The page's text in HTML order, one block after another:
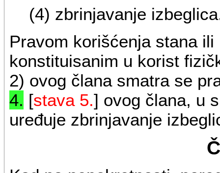
(4) zbrinjavanje
Pravom korišćenja stana
konstituisanim u korist
2) ovog člana smatra se
4. [stava 5.] ovog člana, u
uređuje zbrinjavanje